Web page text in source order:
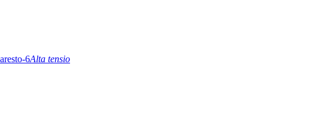
Alta tensio